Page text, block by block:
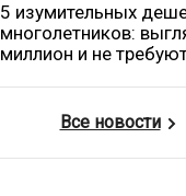
5 изумительных
многолетников:
миллион и не
Все новости